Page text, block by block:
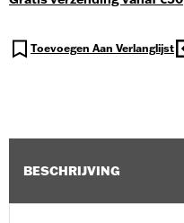
Toevoegen Aan Verlanglijst
BESCHRIJVING